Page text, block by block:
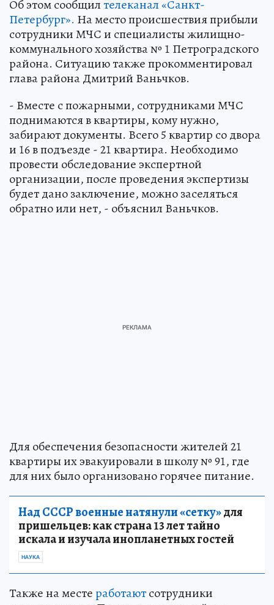
Об этом сообщилтелеканал «Санкт-
Петербург». На место происшествия прибыли
сотрудники МЧС и специалисты жилищно-
коммунального хозяйства № 1 Петроградского
района. Ситуацию также прокомментировал
глава района Дмитрий Ваньчков.
- Вместе с пожарными, сотрудниками МЧС
поднимаются в квартиры, кому нужно,
забирают документы. Всего 5 квартир со двора
и 16 в подъезде - 21 квартира. Необходимо
провести обследование экспертной
организации, после проведения экспертизы
будет дано заключение, можно заселяться
обратно или нет, - объяснил Ваньчков.
Для обеспечения безопасности жителей 21
квартиры их эвакуировали в школу № 91, где
для них было организовано горячее питание.
Над СССР военные натянули «сетку»для
пришельцев: как страна 13 лет тайно
искала и изучала инопланетных гостей
НАУКА
Также на местеработаютсотрудники